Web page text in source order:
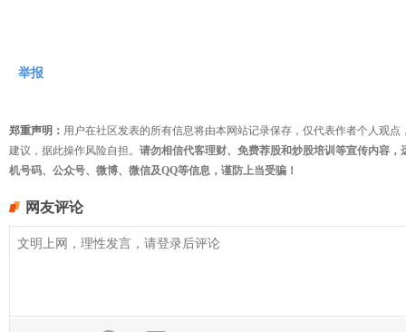
举报
郑重声明： 用户在社区发表的所有信息将由本网站记录保存，仅代表作者个人观
建议，据此操作风险自担。 请勿相信代客理财、免费荐股和炒股培训等宣传内容
机号码、公众号、微博、微信及QQ等信息，谨防上当受骗！
网友评论